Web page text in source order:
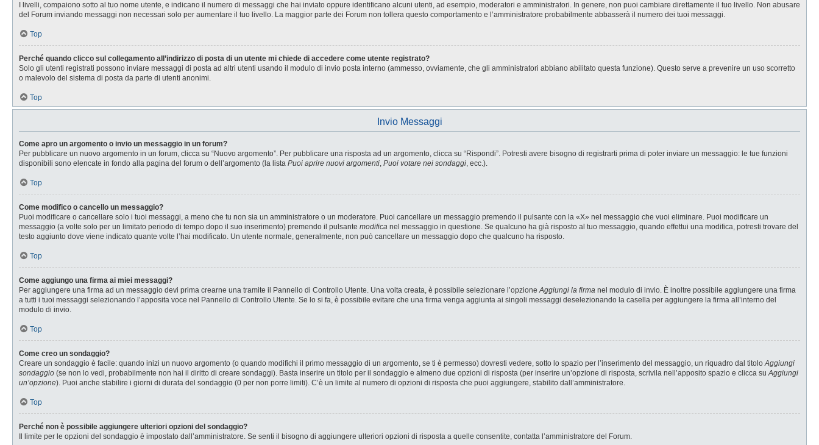
I livelli, compaiono sotto al tuo nome utente, e indicano il numero di messaggi che hai inviato oppure identificano alcuni utenti, ad esempio, moderatori e amministratori. In genere, non puoi cambiare direttamente il tuo livello. Non abusare
del Forum inviando messaggi non necessari solo per aumentare il tuo livello. La maggior parte dei Forum non tollera questo comportamento e l’amministratore probabilmente abbasserà il numero dei tuoi messaggi.
Top
Perché quando clicco sul collegamento all’indirizzo di posta di un utente mi chiede di accedere come utente registrato?
Solo gli utenti registrati possono inviare messaggi di posta ad altri utenti usando il modulo di invio posta interno (ammesso, ovviamente, che gli amministratori abbiano abilitato questa funzione). Questo serve a prevenire un uso scorretto
o malevolo del sistema di posta da parte di utenti anonimi.
Top
Invio Messaggi
Come apro un argomento o invio un messaggio in un forum?
Per pubblicare un nuovo argomento in un forum, clicca su “Nuovo argomento”. Per pubblicare una risposta ad un argomento, clicca su “Rispondi”. Potresti avere bisogno di registrarti prima di poter inviare un messaggio: le tue funzioni
disponibili sono elencate in fondo alla pagina del forum o dell’argomento (la lista Puoi aprire nuovi argomenti, Puoi votare nei sondaggi, ecc.).
Top
Come modifico o cancello un messaggio?
Puoi modificare o cancellare solo i tuoi messaggi, a meno che tu non sia un amministratore o un moderatore. Puoi cancellare un messaggio premendo il pulsante con la «X» nel messaggio che vuoi eliminare. Puoi modificare un
messaggio (a volte solo per un limitato periodo di tempo dopo il suo inserimento) premendo il pulsante modifica nel messaggio in questione. Se qualcuno ha già risposto al tuo messaggio, quando effettui una modifica, potresti trovare del
testo aggiunto dove viene indicato quante volte l’hai modificato. Un utente normale, generalmente, non può cancellare un messaggio dopo che qualcuno ha risposto.
Top
Come aggiungo una firma ai miei messaggi?
Per aggiungere una firma ad un messaggio devi prima crearne una tramite il Pannello di Controllo Utente. Una volta creata, è possibile selezionare l’opzioneAggiungi la firma nel modulo di invio. È inoltre possibile aggiungere una firma
a tutti i tuoi messaggi selezionando l’apposita voce nel Pannello di Controllo Utente. Se lo si fa, è possibile evitare che una firma venga aggiunta ai singoli messaggi deselezionando la casella per aggiungere la firma all’interno del
modulo di invio.
Top
Come creo un sondaggio?
Creare un sondaggio è facile: quando inizi un nuovo argomento (o quando modifichi il primo messaggio di un argomento, se ti è permesso) dovresti vedere, sotto lo spazio per l’inserimento del messaggio, un riquadro dal titoloAggiungi
sondaggio (se non lo vedi, probabilmente non hai il diritto di creare sondaggi). Basta inserire un titolo per il sondaggio e almeno due opzioni di risposta (per inserire un’opzione di risposta, scrivila nell’apposito spazio e clicca suAggiungi
un’opzione). Puoi anche stabilire i giorni di durata del sondaggio (0 per non porre limiti). C’è un limite al numero di opzioni di risposta che puoi aggiungere, stabilito dall’amministratore.
Top
Perché non è possibile aggiungere ulteriori opzioni del sondaggio?
Il limite per le opzioni del sondaggio è impostato dall’amministratore. Se senti il bisogno di aggiungere ulteriori opzioni di risposta a quelle consentite, contatta l’amministratore del Forum.